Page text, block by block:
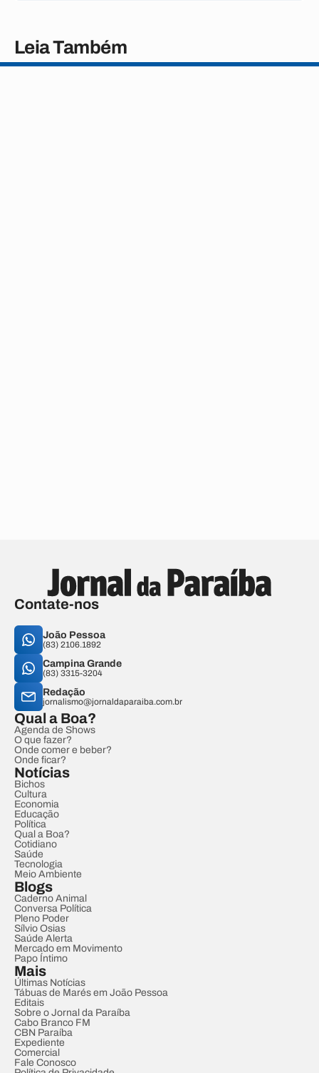
Leia Também
Contate-nos
João Pessoa
(83) 2106.1892
Campina Grande
(83) 3315-3204
Redação
jornalismo@jornaldaparaiba.com.br
Qual a Boa?
Agenda de Shows
O que fazer?
Onde comer e beber?
Onde ficar?
Notícias
Bichos
Cultura
Economia
Educação
Política
Qual a Boa?
Cotidiano
Saúde
Tecnologia
Meio Ambiente
Blogs
Caderno Animal
Conversa Política
Pleno Poder
Sílvio Osias
Saúde Alerta
Mercado em Movimento
Papo Íntimo
Mais
Últimas Notícias
Tábuas de Marés em João Pessoa
Editais
Sobre o Jornal da Paraíba
Cabo Branco FM
CBN Paraíba
Expediente
Comercial
Fale Conosco